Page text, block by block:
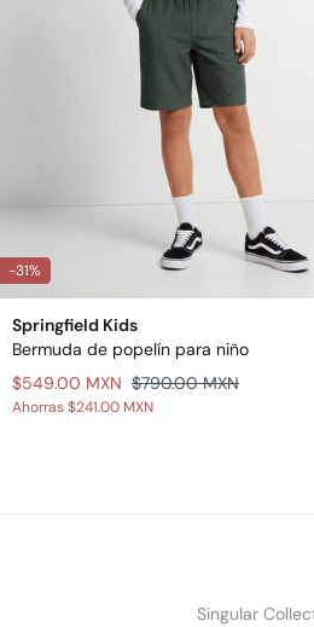
-31%
Springfield Kids
Bermuda de popelín para niño
$549.00 MXN $790.00 MXN
Ahorras$241.00 MXN
Singular